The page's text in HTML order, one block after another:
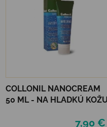
COLLONIL NANOCREAM
50 ML - NA HLADKÚ KOŽU
7,90 €